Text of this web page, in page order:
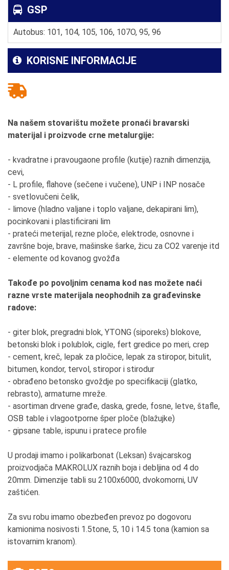
GSP
Autobus: 101, 104, 105, 106, 107O, 95, 96
KORISNE INFORMACIJE
Na našem stovarištu možete pronaći bravarski
materijal i proizvode crne metalurgije:
- kvadratne i pravougaone profile (kutije) raznih dimenzija,
cevi,
- L profile, flahove (sečene i vučene), UNP i INP nosače
- svetlovučeni čelik,
- limove (hladno valjane i toplo valjane, dekapirani lim),
pocinkovani i plastificirani lim
- prateći meterijal, rezne ploče, elektrode, osnovne i
završne boje, brave, mašinske šarke, žicu za CO2 varenje itd
- elemente od kovanog gvožđa
Takođe po povoljnim cenama kod nas možete naći
razne vrste materijala neophodnih za građevinske
radove:
- giter blok, pregradni blok, YTONG (siporeks) blokove,
betonski blok i polublok, cigle, fert gredice po meri, crep
- cement, kreč, lepak za pločice, lepak za stiropor, bitulit,
bitumen, kondor, tervol, stiropor i stirodur
- obrađeno betonsko gvoždje po specifikaciji (glatko,
rebrasto), armaturne mreže.
- asortiman drvene građe, daska, grede, fosne, letve, štafle,
OSB table i vlagootporne šper ploče (blažujke)
- gipsane table, ispunu i pratece profile
U prodaji imamo i polikarbonat (Leksan) švajcarskog
proizvodjača MAKROLUX raznih boja i debljina od 4 do
20mm. Dimenzije tabli su 2100x6000, dvokomorni, UV
zaštićen.
Za svu robu imamo obezbeđen prevoz po dogovoru
kamionima nosivosti 1.5tone, 5, 10 i 14.5 tona (kamion sa
istovarnim kranom).